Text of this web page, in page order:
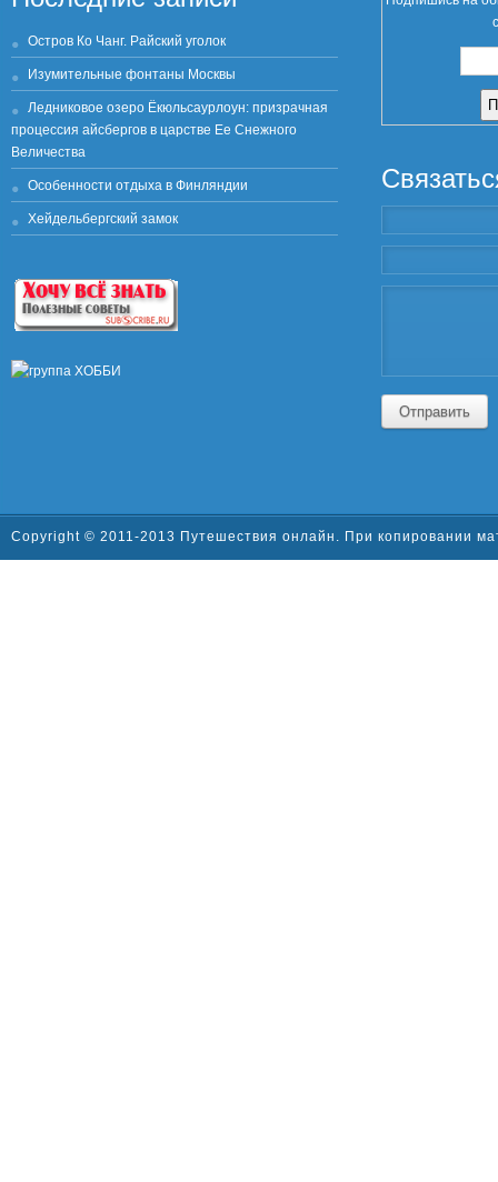
Остров Ко Чанг. Райский уголок
Изумительные фонтаны Москвы
Ледниковое озеро Ёкюльсаурлоун: призрачная
процессия айсбергов в царстве Ее Снежного
Величества
Особенности отдыха в Финляндии
Хейдельбергский замок
Отправить
Copyright © 2011-2013 Путешествия онлайн. При копировании